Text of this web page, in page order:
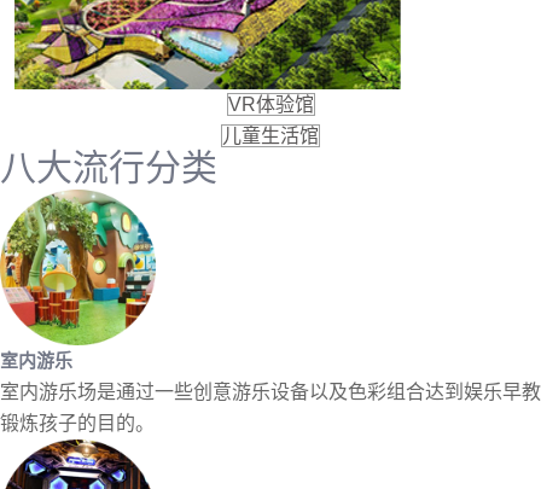
VR体验馆
儿童生活馆
八大流行分类
室内游乐
室内游乐场是通过一些创意游乐设备以及色彩组合达到娱乐早教
锻炼孩子的目的。